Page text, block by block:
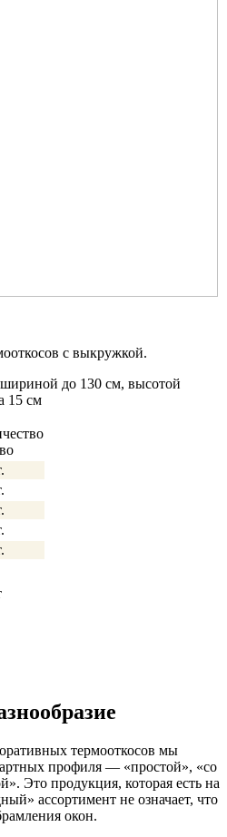
с выкружкой.
до 130 см, высотой
15 см
термооткосов мы
профиля — «простой», «со
Это продукция, которая есть на
ассортимент не означает, что
окон.